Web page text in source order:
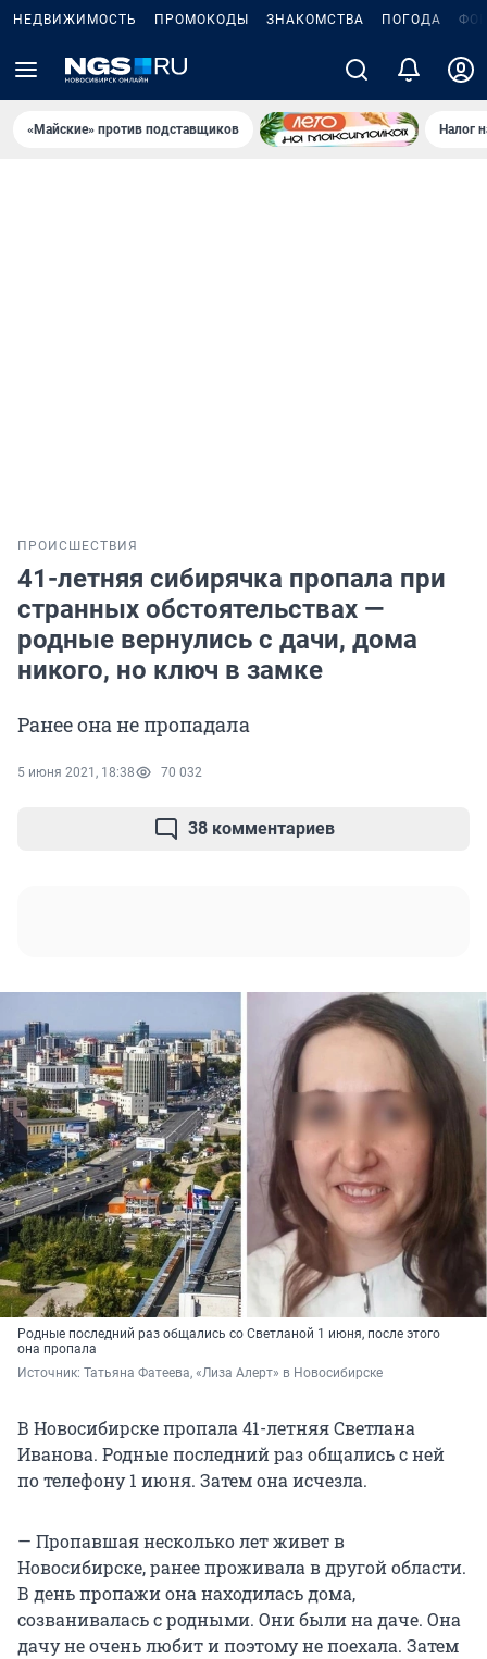
НЕДВИЖИМОСТЬ ПРОМОКОДЫ ЗНАКОМСТВА ПОГОДА
«Майские» против подставщиков Налог
ПРОИСШЕСТВИЯ
41-летняя сибирячка пропала при
странных обстоятельствах —
родные вернулись с дачи, дома
никого, но ключ в замке
Ранее она не пропадала
5 июня 2021, 18:38 70 032
38 комментариев
Родные последний раз общались со Светланой 1 июня, после этого
она пропала
Источник: Татьяна Фатеева, «Лиза Алерт» в Новосибирске
В Новосибирске пропала 41-летняя Светлана
Иванова. Родные последний раз общались с ней
по телефону 1 июня. Затем она исчезла.
— Пропавшая несколько лет живет в
Новосибирске, ранее проживала в другой области.
В день пропажи она находилась дома,
созванивалась с родными. Они были на даче. Она
дачу не очень любит и поэтому не поехала. Затем